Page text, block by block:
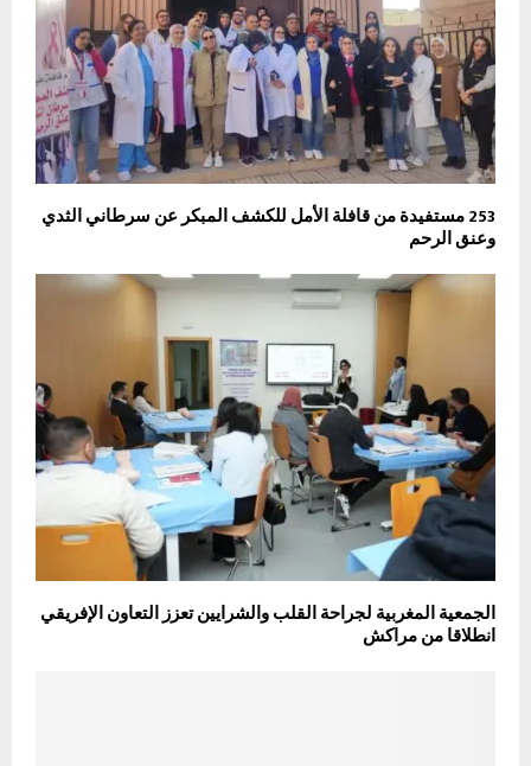
253 مستفيدة من قافلة الأمل للكشف المبكر عن سرطاني الثدي
وعنق الرحم
الجمعية المغربية لجراحة القلب والشرايين تعزز التعاون الإفريقي
انطلاقا من مراكش